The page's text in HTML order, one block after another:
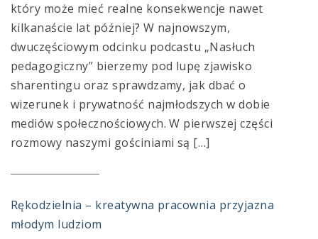
który może mieć realne konsekwencje nawet
kilkanaście lat później? W najnowszym,
dwuczęściowym odcinku podcastu „Nasłuch
pedagogiczny” bierzemy pod lupę zjawisko
sharentingu oraz sprawdzamy, jak dbać o
wizerunek i prywatność najmłodszych w dobie
mediów społecznościowych. W pierwszej części
rozmowy naszymi gościniami są […]
Rękodzielnia – kreatywna pracownia przyjazna
młodym ludziom